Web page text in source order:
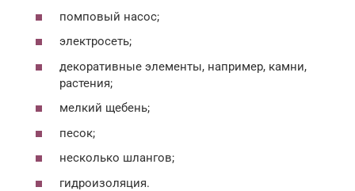
помповый насос;
электросеть;
декоративные элементы, например, камни,
растения;
мелкий щебень;
песок;
несколько шлангов;
гидроизоляция.